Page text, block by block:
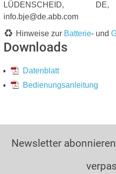
LÜDENSCHEID, DE,
info.bje@de.abb.com
Hinweise zur Batterie- und
Downloads
Datenblatt
Bedienungsanleitung
Newsletter